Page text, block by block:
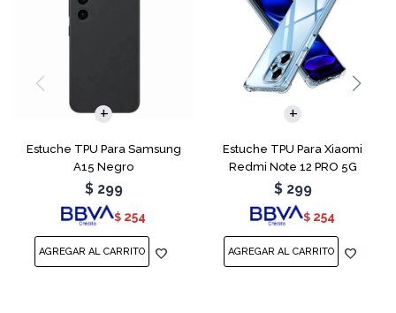
Estuche TPU Para Samsung
A15 Negro
$ 299
$ 254
Estuche TPU Para Xiaomi
Redmi Note 12 PRO 5G
Transparente
$ 299
$ 254